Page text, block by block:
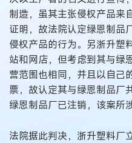
制造，虽其主张侵权产品来
证明，故法院认定绿恩制品
侵权产品的行为。另浙升塑
站和网店，但考虑到其与绿
营范围也相同，并且以自己
票，故认定其与绿恩制品厂
绿恩制品厂已注销，该案所
法院据此判决，浙升塑料厂